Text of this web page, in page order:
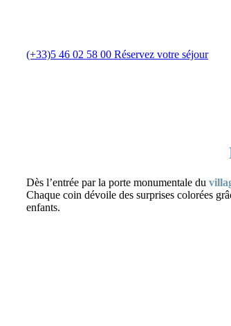
(+33)5 46 02 58 00 Réservez votre séjour
Dès l’entrée par la porte monumentale du
Chaque coin dévoile des surprises colorées
enfants.